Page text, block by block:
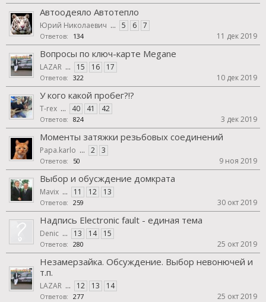
Автоодеяло Автотепло
Юрий Николаевич ... 5 6 7
Ответов: 134 11 дек 2019
Вопросы по ключ-карте Megane
LAZAR ... 15 16 17
Ответов: 322 10 дек 2019
У кого какой пробег?!?
T-rex ... 40 41 42
Ответов: 824 3 дек 2019
Моменты затяжки резьбовых соединений
Papa.karlo ... 2 3
Ответов: 50 9 ноя 2019
Выбор и обусждение домкрата
Mavix ... 11 12 13
Ответов: 259 30 окт 2019
Надпись Electronic fault - единая тема
Denic ... 13 14 15
Ответов: 280 25 окт 2019
Незамерзайка. Обсуждение. Выбор невонючей и
т.п.
LAZAR ... 12 13 14
Ответов: 277 25 окт 2019